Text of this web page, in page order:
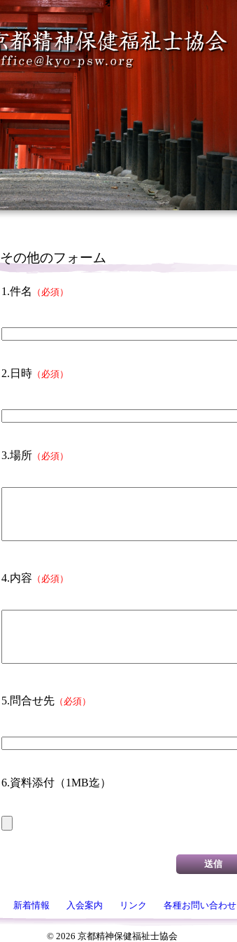
その他のフォーム
1.件名 （必須）
2.日時 （必須）
3.場所 （必須）
4.内容 （必須）
5.問合せ先 （必須）
6.資料添付（1MB迄）
新着情報 入会案内 リンク 各種お問い合わせ
© 2026 京都精神保健福祉士協会